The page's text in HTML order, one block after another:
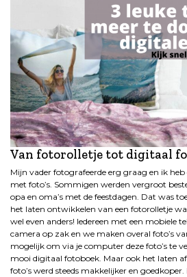
Van fotorolletje tot digitaal
Mijn vader fotografeerde erg graag en ik
met foto’s. Sommigen werden vergroot
opa en oma’s met de feestdagen. Dat was
het laten ontwikkelen van een fotorolletje
wel even anders! Iedereen met een mobiele
camera op zak en we maken overal foto’s
mogelijk om via je computer deze foto’s te
mooi digitaal fotoboek. Maar ook het laten
foto’s werd steeds makkelijker en